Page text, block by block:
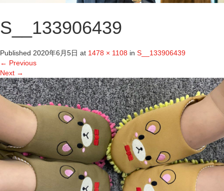
a
n
S__133906439
Published 2020年6月5日 at 1478 × 1108 in S__133906439
← Previous
Next →